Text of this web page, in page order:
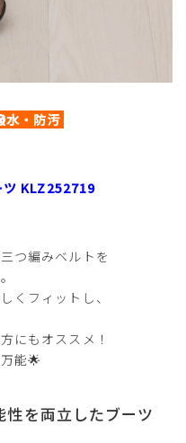
水・防汚
ツ KLZ252719
つ編みベルトを
くフィットし、
にもオススメ！
能🌟
を両立したブーツ